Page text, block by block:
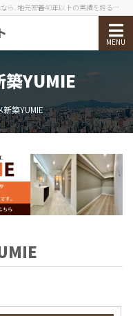
| ひろたオススメ新築YUMIE | 北九州市で不動産をお探しなら、地元密着40年以上の実績を誇る不動産のデパートひろたへ！
新規会員登録
じる
築YUMIE
新築YUMIE